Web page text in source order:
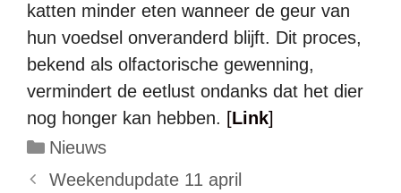
katten minder eten wanneer de geur van
hun voedsel onveranderd blijft. Dit proces,
bekend als olfactorische gewenning,
vermindert de eetlust ondanks dat het dier
nog honger kan hebben. [Link]
Categorieën
Nieuws
Weekendupdate 11 april